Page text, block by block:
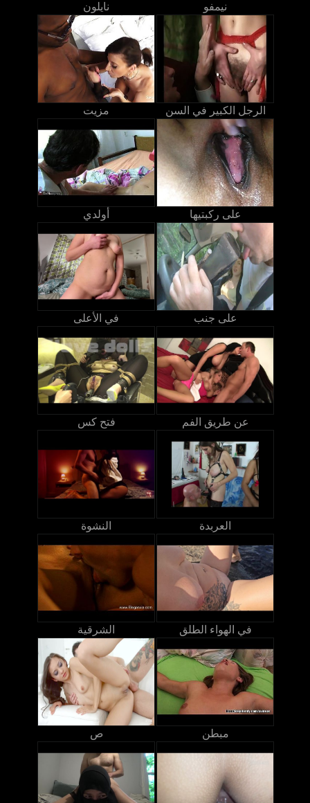
نايلون نيمفو
مزيت الرجل الكبير في السن
أولدي على ركبتيها
في الأعلى على جنب
فتح كس عن طريق الفم
النشوة العربدة
الشرقية في الهواء الطلق
ص مبطن